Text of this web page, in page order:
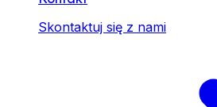
Skontaktuj się z nami